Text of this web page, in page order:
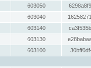
603050
603040
603140
603130
603100